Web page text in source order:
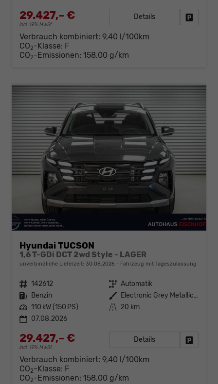
29.427,– €
incl. 19% MwSt.
Details
Verbrauch kombiniert: 9,40 l/100km
CO2-Klasse: F
CO2-Emissionen: 158,00 g/km
Hyundai TUCSON
1,6 T-GDi DCT 2wd Style - LAGER
unverbindliche Lieferzeit: 30.08.2026 Fahrzeug mit Tageszulassung
Fahrzeugnr. 142612 Getriebe Automatik
Kraftstoff Benzin Außenfarbe
Electronic Grey Metallic ()
Leistung 110 kW (150 PS) Kilometerstand 20 km
07.08.2026
29.427,– €
incl. 19% MwSt.
Details
Verbrauch kombiniert: 9,40 l/100km
CO2-Klasse: F
CO2-Emissionen: 158,00 g/km